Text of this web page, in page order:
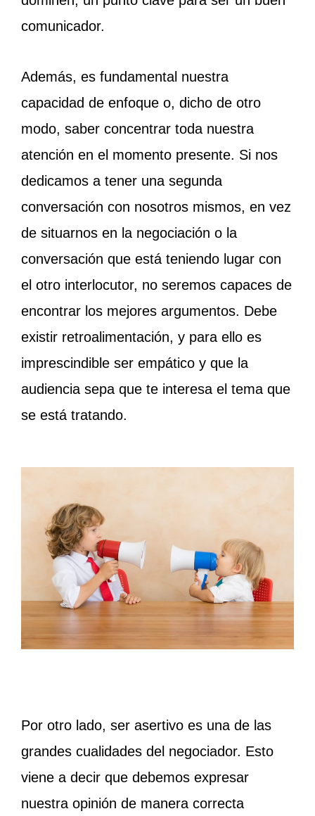
comunicador.
Además, es fundamental nuestra
capacidad de enfoque o, dicho de otro
modo, saber concentrar toda nuestra
atención en el momento presente. Si nos
dedicamos a tener una segunda
conversación con nosotros mismos, en vez
de situarnos en la negociación o la
conversación que está teniendo lugar con
el otro interlocutor, no seremos capaces de
encontrar los mejores argumentos. Debe
existir retroalimentación, y para ello es
imprescindible ser empático y que la
audiencia sepa que te interesa el tema que
se está tratando.
Por otro lado, ser asertivo es una de las
grandes cualidades del negociador. Esto
viene a decir que debemos expresar
nuestra opinión de manera correcta